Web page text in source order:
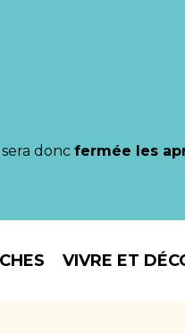
sera donc fermée les
VIVRE ET